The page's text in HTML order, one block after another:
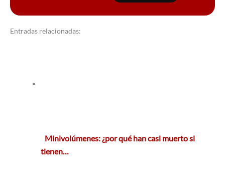
Entradas relacionadas:
Minivolúmenes: ¿por qué han casi muerto si
tienen…